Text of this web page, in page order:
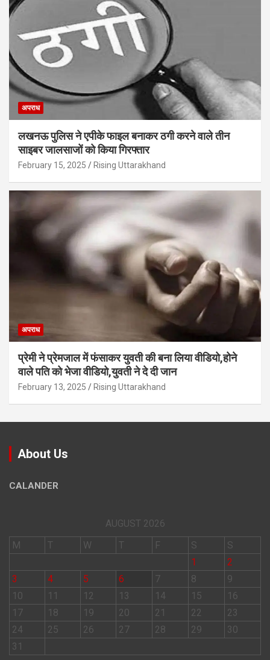
अपराध
लखनऊ पुलिस ने एपीके फाइल बनाकर ठगी करने वाले तीन
साइबर जालसाजों को किया गिरफ्तार
February 15, 2025 Rising Uttarakhand
अपराध
प्रेमी ने प्रेमजाल में फंसाकर युवती की बना लिया वीडियो,होने
वाले पत‍ि को भेजा वीड‍ियो,युवती ने दे दी जान
February 13, 2025 Rising Uttarakhand
About Us
CALANDER
AUGUST 2026
M
T W T F S
S
1
2
3
4 5 6 7 8
9
10
11 12 13 14 15
16
17
18 19 20 21 22
23
24
25 26 27 28 29
30
31